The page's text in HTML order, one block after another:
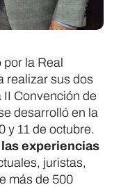
por la Real
realizar sus dos
Convención de
desarrolló en la
y 11 de octubre.
experiencias
juristas,
más de 500